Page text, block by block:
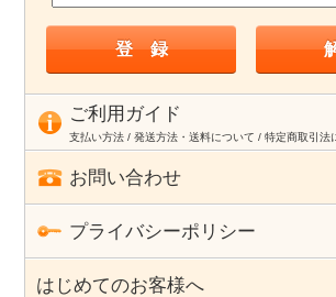
ご利用ガイド
支払い方法 / 発送方法・送料について / 特定商取引法
お問い合わせ
プライバシーポリシー
はじめてのお客様へ